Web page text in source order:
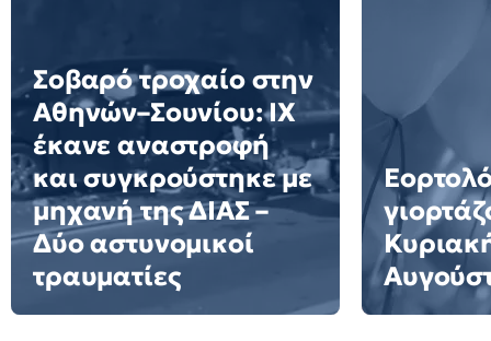
Σοβαρό τροχαίο στην
Αθηνών–Σουνίου: ΙΧ
έκανε αναστροφή
και συγκρούστηκε με
μηχανή της ΔΙΑΣ –
Δύο αστυνομικοί
τραυματίες